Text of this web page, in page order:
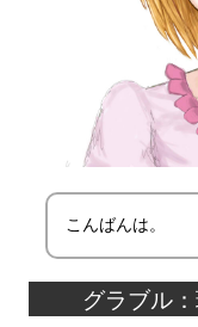
こんばんは。
グラブル